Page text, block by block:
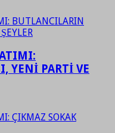
YENİ PARTİ VE